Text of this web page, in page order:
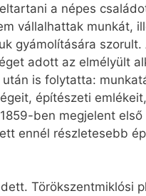
a népes
vállalhattak munkát,
gyámolítására
adott az elmélyült
is folytatta:
építészeti
ben megjelent első
ennél részletesebb
Törökszentmiklósi